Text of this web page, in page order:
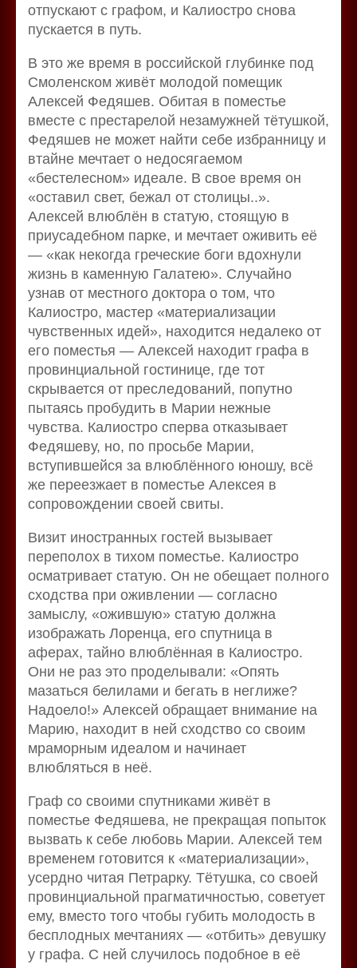
отпускают с графом, и Калиостро снова
пускается в путь.
В это же время в российской глубинке под
Смоленском живёт молодой помещик
Алексей Федяшев. Обитая в поместье
вместе с престарелой незамужней тётушкой,
Федяшев не может найти себе избранницу и
втайне мечтает о недосягаемом
«бестелесном» идеале. В свое время он
«оставил свет, бежал от столицы..».
Алексей влюблён в статую, стоящую в
приусадебном парке, и мечтает оживить её
— «как некогда греческие боги вдохнули
жизнь в каменную Галатею». Случайно
узнав от местного доктора о том, что
Калиостро, мастер «материализации
чувственных идей», находится недалеко от
его поместья — Алексей находит графа в
провинциальной гостинице, где тот
скрывается от преследований, попутно
пытаясь пробудить в Марии нежные
чувства. Калиостро сперва отказывает
Федяшеву, но, по просьбе Марии,
вступившейся за влюблённого юношу, всё
же переезжает в поместье Алексея в
сопровождении своей свиты.
Визит иностранных гостей вызывает
переполох в тихом поместье. Калиостро
осматривает статую. Он не обещает полного
сходства при оживлении — согласно
замыслу, «ожившую» статую должна
изображать Лоренца, его спутница в
аферах, тайно влюблённая в Калиостро.
Они не раз это проделывали: «Опять
мазаться белилами и бегать в неглиже?
Надоело!» Алексей обращает внимание на
Марию, находит в ней сходство со своим
мраморным идеалом и начинает
влюбляться в неё.
Граф со своими спутниками живёт в
поместье Федяшева, не прекращая попыток
вызвать к себе любовь Марии. Алексей тем
временем готовится к «материализации»,
усердно читая Петрарку. Тётушка, со своей
провинциальной прагматичностью, советует
ему, вместо того чтобы губить молодость в
бесплодных мечтаниях — «отбить» девушку
у графа. С ней случилось подобное в её